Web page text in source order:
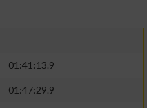
01:41:13.9
01:47:29.9